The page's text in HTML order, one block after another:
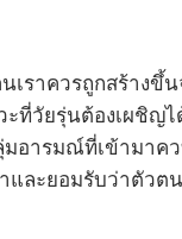
ราควรถูกสร้างขึ้น
ที่วัยรุ่นต้องเผชิญ
มอารมณ์ที่เข้ามาค
าและยอมรับว่าตัว